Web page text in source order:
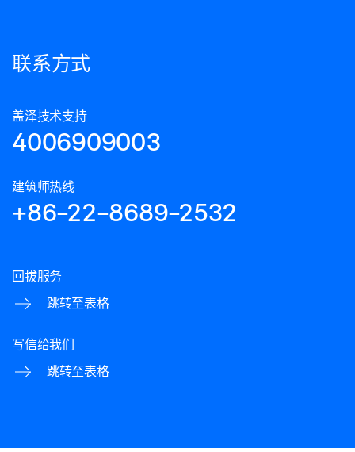
联系方式
盖泽技术支持
4006909003
建筑师热线
+86-22-8689-2532
回拔服务
跳转至表格
写信给我们
跳转至表格